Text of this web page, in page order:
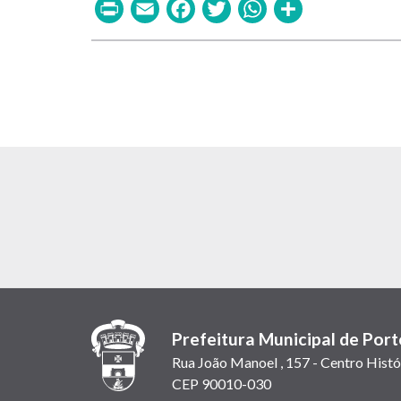
Prefeitura Municipal de
Rua João Manoel , 157 - Centro
CEP 90010-030